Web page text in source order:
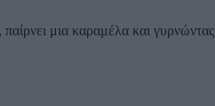
μια καραμέλα και